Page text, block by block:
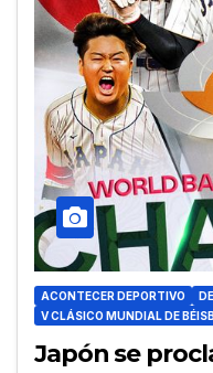
ACONTECER DEPORTIVO
V CLÁSICO MUNDIAL DE
Japón se